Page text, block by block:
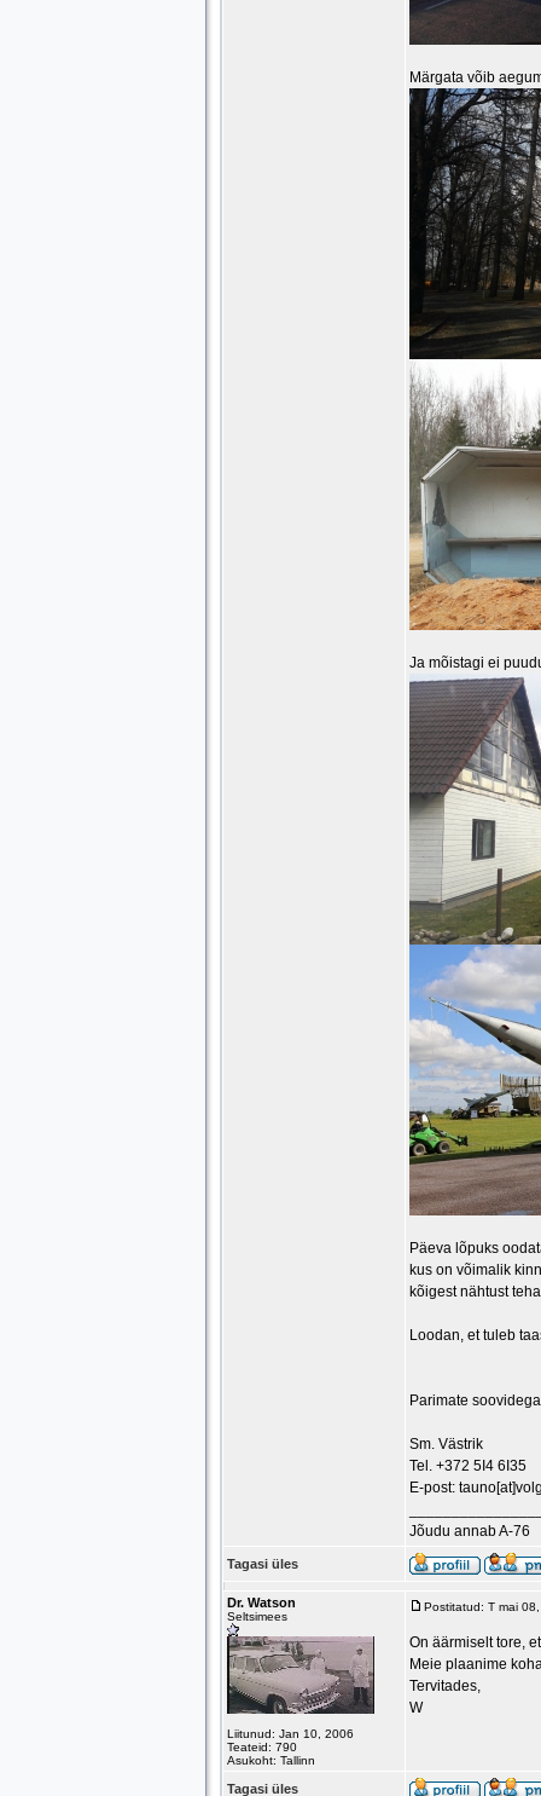
Märgata võib
Ja mõistagi ei
Päeva lõpuks
kus on võimalik
kõigest nähtust
Loodan, et tuleb
Parimate
Sm. Västrik
Tel. +372 5I4 6I35
E-post:
Jõudu annab A-76
Tagasi üles
Dr. Watson
Seltsimees
Liitunud: Jan 10, 2006
Teateid: 790
Asukoht: Tallinn
Postitatud: T mai
On äärmiselt tore,
Meie plaanime
Tervitades,
W
Tagasi üles